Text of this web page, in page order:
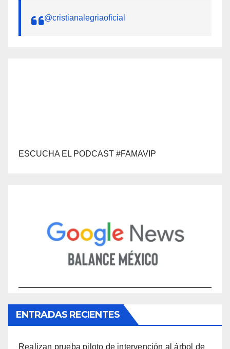
@cristianalegriaoficial
ESCUCHA EL PODCAST #FAMAVIP
ENTRADAS RECIENTES
Realizan prueba piloto de intervención al árbol de